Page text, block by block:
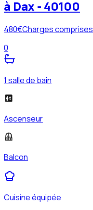
à Dax - 40100
480€Charges comprises
0
1 salle de bain
Ascenseur
Balcon
Cuisine équipée